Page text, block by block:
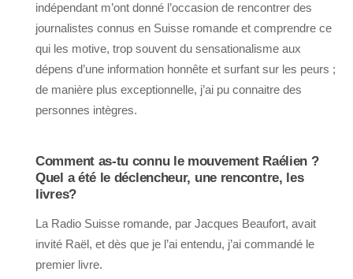
indépendant m’ont donné l’occasion de rencontrer des
journalistes connus en Suisse romande et comprendre ce
qui les motive, trop souvent du sensationalisme aux
dépens d’une information honnête et surfant sur les peurs ;
de manière plus exceptionnelle, j’ai pu connaitre des
personnes intègres.
Comment as-tu connu le mouvement Raélien ?
Quel a été le déclencheur, une rencontre, les
livres?
La Radio Suisse romande, par Jacques Beaufort, avait
invité Raël, et dès que je l’ai entendu, j’ai commandé le
premier livre.